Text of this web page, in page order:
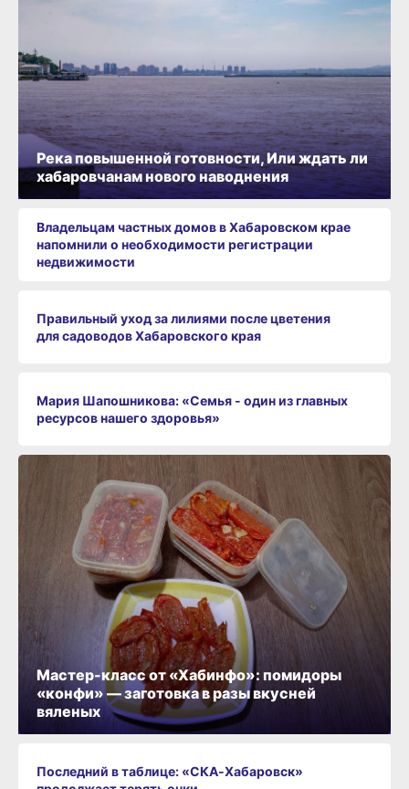
Река повышенной готовности, Или ждать ли
хабаровчанам нового наводнения
Владельцам частных домов в Хабаровском крае
напомнили о необходимости регистрации
недвижимости
Правильный уход за лилиями после цветения
для садоводов Хабаровского края
Мария Шапошникова: «Семья - один из главных
ресурсов нашего здоровья»
Последний в таблице: «СКА‑Хабаровск»
Мастер-класс от «Хабинфо»: помидоры
«конфи» — заготовка в разы вкусней
вяленых